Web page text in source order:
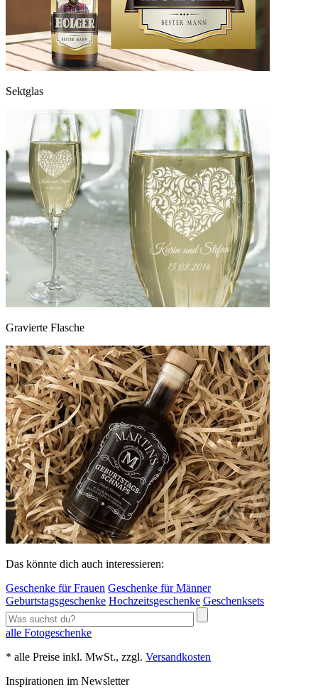
Sektglas
Gravierte Flasche
Das könnte dich auch interessieren:
Geschenke für Frauen Geschenke für Männer
Geburtstagsgeschenke Hochzeitsgeschenke Geschenksets
alle Fotogeschenke
* alle Preise inkl. MwSt., zzgl. Versandkosten
Inspirationen im Newsletter